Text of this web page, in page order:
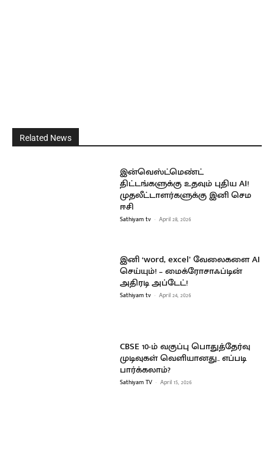
Related News
இன்வெஸ்ட்மெண்ட்
திட்டங்களுக்கு உதவும் புதிய AI!
முதலீட்டாளர்களுக்கு இனி செம
ஈசி
Sathiyam tv - April 28, 2026
இனி ‘word, excel’ வேலைகளை AI
செய்யும்! – மைக்ரோசாஃப்டின்
அதிரடி அப்டேட்!
Sathiyam tv - April 24, 2026
CBSE 10-ம் வகுப்பு பொதுத்தேர்வு
முடிவுகள் வெளியானது.. எப்படி
பார்க்கலாம்?
Sathiyam TV - April 15, 2026